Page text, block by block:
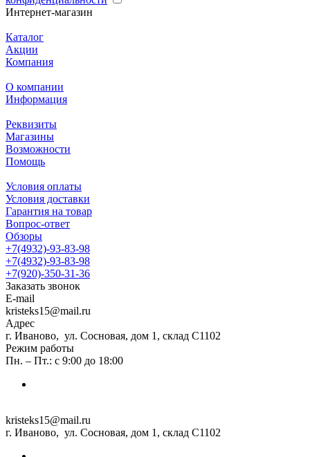
Интернет-магазин
Каталог
Акции
Компания
О компании
Информация
Реквизиты
Магазины
Возможности
Помощь
Условия оплаты
Условия доставки
Гарантия на товар
Вопрос-ответ
Обзоры
+7(4932)-93-83-98
+7(4932)-93-83-98
+7(920)-350-31-36
Заказать звонок
E-mail
kristeks15@mail.ru
Адрес
г. Иваново, ул. Сосновая, дом 1, склад С1102
Режим работы
Пн. – Пт.: с 9:00 до 18:00
kristeks15@mail.ru
г. Иваново, ул. Сосновая, дом 1, склад С1102